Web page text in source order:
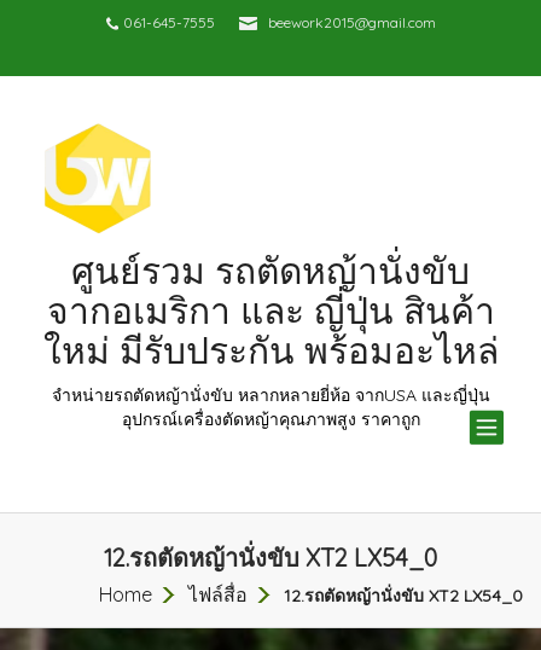
061-645-7555 beework2015@gmail.com
ศูนย์รวม รถตัดหญ้านั่งขับ
จากอเมริกา และ ญี่ปุ่น สินค้า
ใหม่ มีรับประกัน พร้อมอะไหล่
จำหน่ายรถตัดหญ้านั่งขับ หลากหลายยี่ห้อ จากUSA และญี่ปุ่น
อุปกรณ์เครื่องตัดหญ้าคุณภาพสูง ราคาถูก
12.รถตัดหญ้านั่งขับ XT2 LX54_0
Home ไฟล์สื่อ 12.รถตัดหญ้านั่งขับ XT2 LX54_0